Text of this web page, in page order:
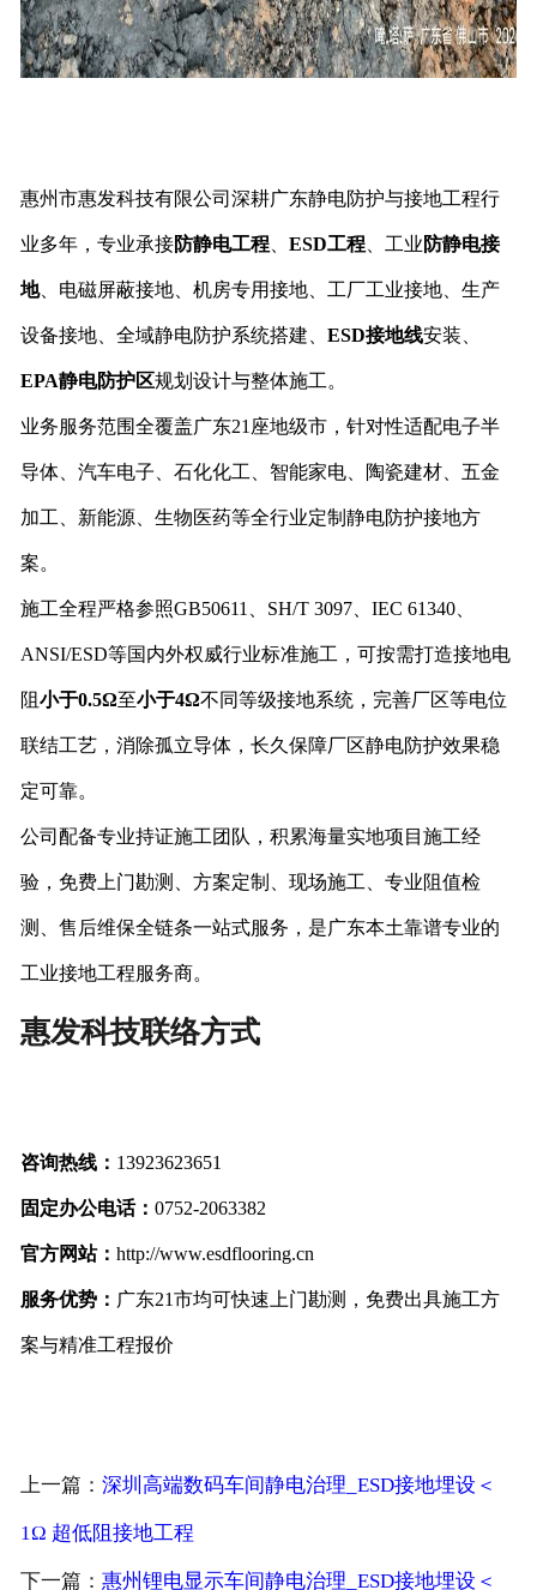
惠州市惠发科技有限公司深耕广东静电防护与接地工程行
业多年，专业承接防静电工程、 ESD工程、工业 防静电接
地、电磁屏蔽接地、机房专用接地、工厂工业接地、生产
设备接地、全域静电防护系统搭建、 ESD接地线安装、
EPA静电防护区规划设计与整体施工。
业务服务范围全覆盖广东21座地级市，针对性适配电子半
导体、汽车电子、石化化工、智能家电、陶瓷建材、五金
加工、新能源、生物医药等全行业定制静电防护接地方
案。
施工全程严格参照GB50611、SH/T 3097、IEC 61340、
ANSI/ESD等国内外权威行业标准施工，可按需打造接地电
阻小于0.5Ω至小于4Ω不同等级接地系统，完善厂区等电位
联结工艺，消除孤立导体，长久保障厂区静电防护效果稳
定可靠。
公司配备专业持证施工团队，积累海量实地项目施工经
验，免费上门勘测、方案定制、现场施工、专业阻值检
测、售后维保全链条一站式服务，是广东本土靠谱专业的
工业接地工程服务商。
惠发科技联络方式
咨询热线： 13923623651
固定办公电话： 0752-2063382
官方网站： http://www.esdflooring.cn
服务优势： 广东21市均可快速上门勘测，免费出具施工方
案与精准工程报价
上一篇： 深圳高端数码车间静电治理_ESD接地埋设＜
1Ω 超低阻接地工程
下一篇： 惠州锂电显示车间静电治理_ESD接地埋设＜